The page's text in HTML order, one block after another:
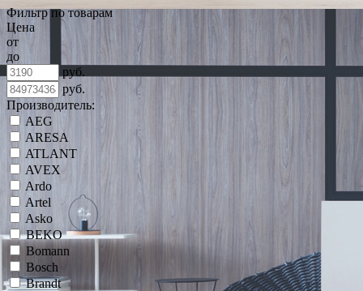
Фильтр по товарам
Цена
от
до
руб.
руб.
Производитель:
AEG
ARESA
ATLANT
AVEX
Ardo
Artel
Asko
BEKO
Bomann
Bosch
Brandt